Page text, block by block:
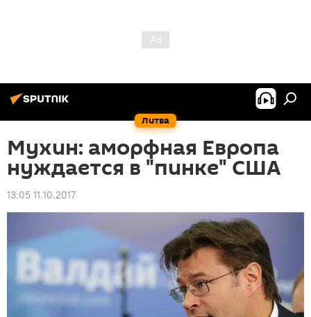
Литва
Мухин: аморфная Европа
нуждается в "пинке" США
13:05 11.10.2017